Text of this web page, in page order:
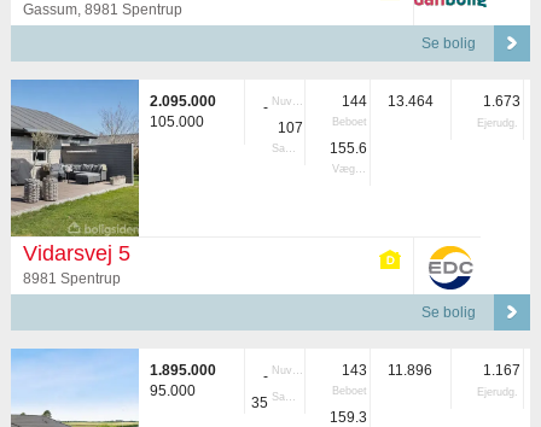
Gassum, 8981 Spentrup
Se bolig
2.095.000
105.000
- Nuvær.
107
Samlet
144
Beboet
155.6
Vægtet
13.464 1.673
Ejerudg.
Vidarsvej 5
8981 Spentrup
Se bolig
1.895.000
95.000
- Nuvær.
35 Samlet
143
Beboet
159.3
11.896 1.167
Ejerudg.